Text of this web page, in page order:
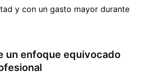
y con un gasto mayor durante
un enfoque equivocado